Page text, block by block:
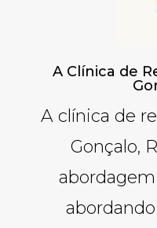
A Clínica de
A clínica de
Gonçalo,